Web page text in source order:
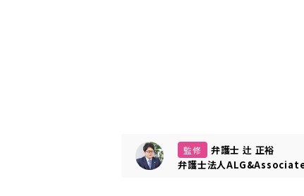
監修
弁護士 辻 正裕
弁護士法人